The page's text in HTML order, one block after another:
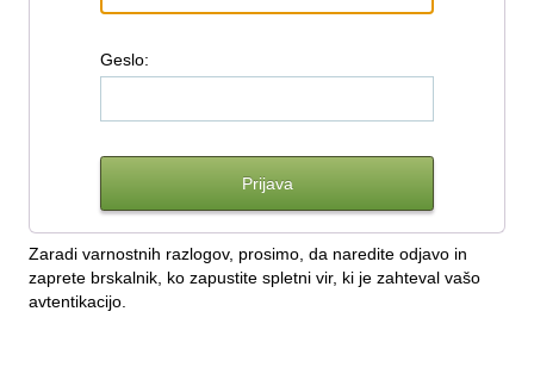
Geslo:
Zaradi varnostnih razlogov, prosimo, da naredite odjavo in
zaprete brskalnik, ko zapustite spletni vir, ki je zahteval vašo
avtentikacijo.